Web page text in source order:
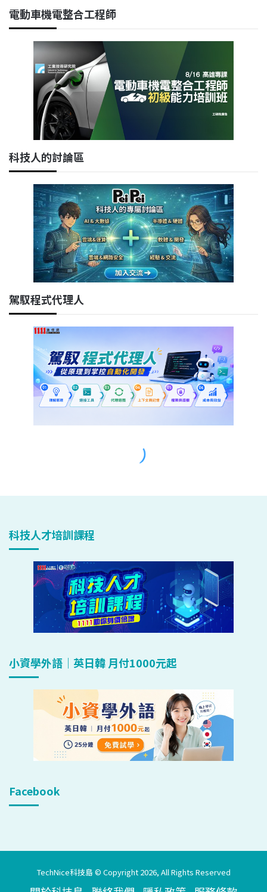
科技人才培訓課程
小資學外語｜英日韓 月付1000元起
Facebook
TechNice科技島 © Copyright 2026, All Rights Reserved